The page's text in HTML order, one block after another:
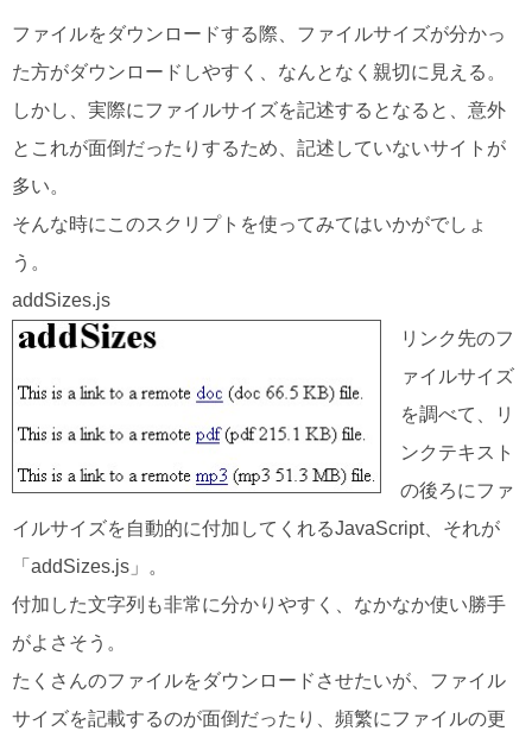
ファイルをダウンロードする際、ファイルサイズが分かっ
た方がダウンロードしやすく、なんとなく親切に見える。
しかし、実際にファイルサイズを記述するとなると、意外
とこれが面倒だったりするため、記述していないサイトが
多い。
そんな時にこのスクリプトを使ってみてはいかがでしょ
う。
addSizes.js
リンク先のフ
ァイルサイズ
を調べて、リ
ンクテキスト
の後ろにファ
イルサイズを自動的に付加してくれるJavaScript、それが
「addSizes.js」。
付加した文字列も非常に分かりやすく、なかなか使い勝手
がよさそう。
たくさんのファイルをダウンロードさせたいが、ファイル
サイズを記載するのが面倒だったり、頻繁にファイルの更